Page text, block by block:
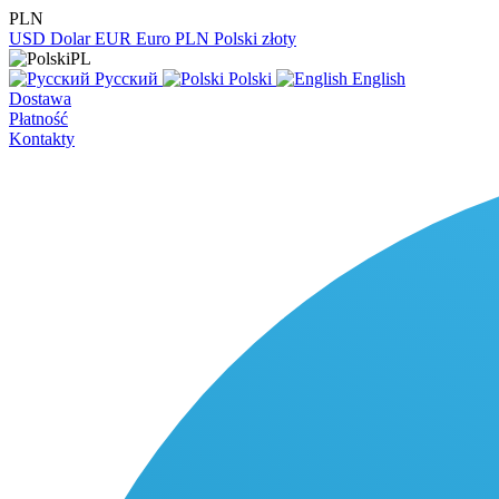
PLN
USD Dolar EUR Euro PLN Polski złoty
PL
Русский
Polski
English
Dostawa
Płatność
Kontakty